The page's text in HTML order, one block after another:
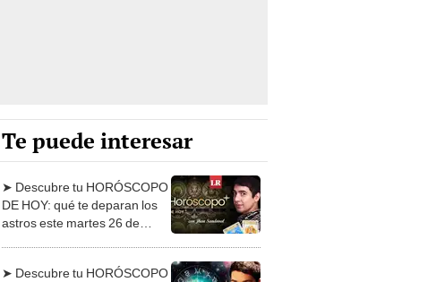
Te puede interesar
➤ Descubre tu HORÓSCOPO
DE HOY: qué te deparan los
astros este martes 26 de
➤ Descubre tu HORÓSCOPO